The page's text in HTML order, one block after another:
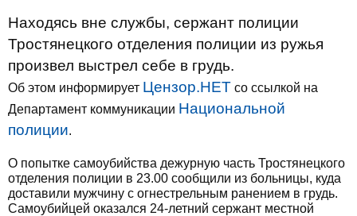
Находясь вне службы, сержант полиции
Тростянецкого отделения полиции из ружья
произвел выстрел себе в грудь.
Об этом информирует Цензор.НЕТ со ссылкой на
Департамент коммуникации Национальной
полиции.
О попытке самоубийства дежурную часть Тростянецкого
отделения полиции в 23.00 сообщили из больницы, куда
доставили мужчину с огнестрельным ранением в грудь.
Самоубийцей оказался 24-летний сержант местной